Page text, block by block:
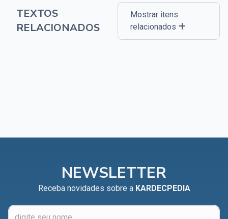
TEXTOS
RELACIONADOS
Mostrar itens
relacionados
NEWSLETTER
Receba novidades sobre a KARDECPEDIA